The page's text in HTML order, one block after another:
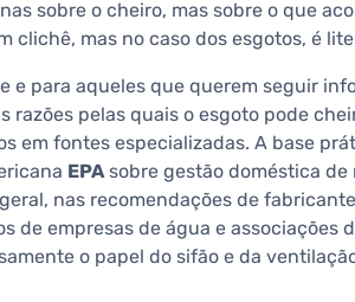
sobre o cheiro, mas sobre o que
clichê, mas no caso dos esgotos, é
e para aqueles que querem seguir
razões pelas quais o esgoto pode
em fontes especializadas. A base
EPAsobre gestão doméstica de
nas recomendações de
de empresas de água e associações
o papel do sifão e da